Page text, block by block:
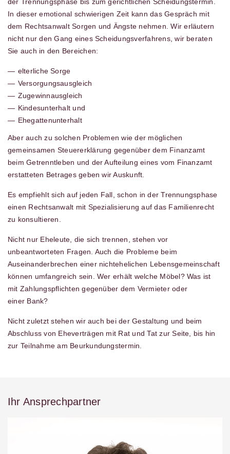
der Trennungsphase bis zum gerichtlichen Scheidungstermin.
In dieser emotional schwierigen Zeit kann das Gespräch mit
dem Rechtsanwalt Sorgen und Ängste nehmen. Wir erläutern
nicht nur den Gang eines Scheidungs­ver­fah­rens, wir beraten
Sie auch in den Bereichen:
elterliche Sorge
Versorgungs­aus­gleich
Zugewinnausgleich
Kindesunterhalt und
Ehegattenunterhalt
Aber auch zu solchen Problemen wie der möglichen
gemeinsamen Steuererklärung gegenüber dem Finanzamt
beim Getrenntleben und der Aufteilung eines vom Finanzamt
erstatteten Betrages geben wir Auskunft.
Es empfiehlt sich auf jeden Fall, schon in der Trennungsphase
einen Rechtsanwalt mit Spezialisierung auf das Familienrecht
zu konsultieren.
Nicht nur Eheleute, die sich trennen, stehen vor
unbeantworteten Fragen. Auch die Probleme beim
Auseinanderbrechen einer nichtehelichen Lebensgemeinschaft
können umfangreich sein. Wer erhält welche Möbel? Was ist
mit Zahlungspflichten gegenüber dem Vermieter oder
einer Bank?
Nicht zuletzt stehen wir auch bei der Gestaltung und beim
Abschluss von Eheverträgen mit Rat und Tat zur Seite, bis hin
zur Teilnahme am Beurkundungstermin.
Ihr Ansprechpartner